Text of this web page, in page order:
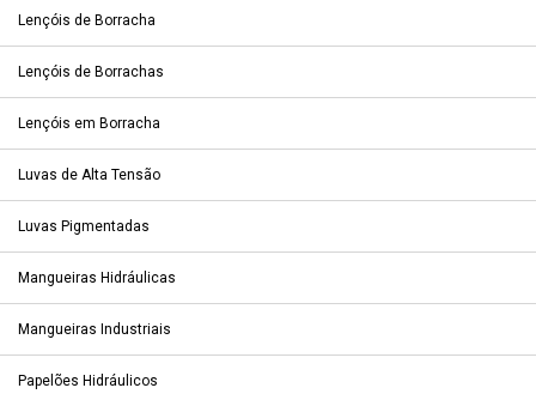
Lençóis de Borracha
Lençóis de Borrachas
Lençóis em Borracha
Luvas de Alta Tensão
Luvas Pigmentadas
Mangueiras Hidráulicas
Mangueiras Industriais
Papelões Hidráulicos